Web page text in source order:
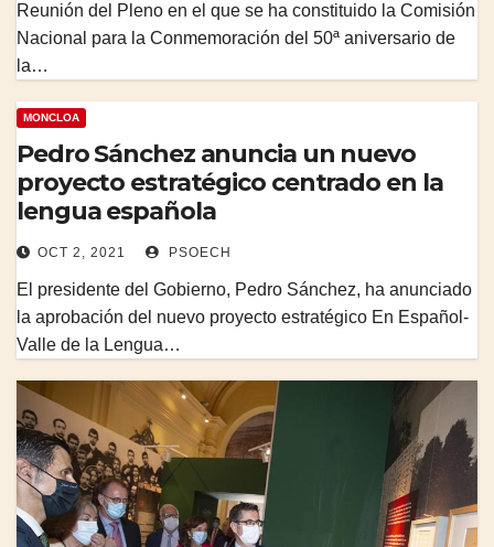
Reunión del Pleno en el que se ha constituido la Comisión
Nacional para la Conmemoración del 50ª aniversario de
la…
MONCLOA
Pedro Sánchez anuncia un nuevo
proyecto estratégico centrado en la
lengua española
OCT 2, 2021 PSOECH
El presidente del Gobierno, Pedro Sánchez, ha anunciado
la aprobación del nuevo proyecto estratégico En Español-
Valle de la Lengua…